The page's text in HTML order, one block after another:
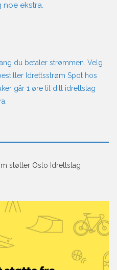
noe ekstra.
du betaler strømmen. Velg
Idrettsstrøm Spot hos
går 1 øre til ditt idrettslag
støtter Oslo Idrettslag